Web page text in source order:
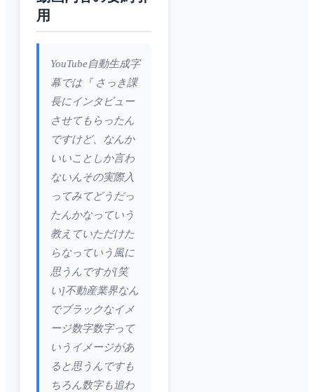
用
YouTube自動生成字
幕では『 さっき課
長にインタビュー
させてもらったん
ですけど、なんか
いいことしか言わ
ないんその実際入
ってみてどうだっ
たんかなっていう
教えていただけた
らなっていう風に
思うんですが[笑
い]不動産業界なん
でブラックなイメ
ージ数字数字って
いうイメージがあ
ると思うんですも
ちろん数字も追わ